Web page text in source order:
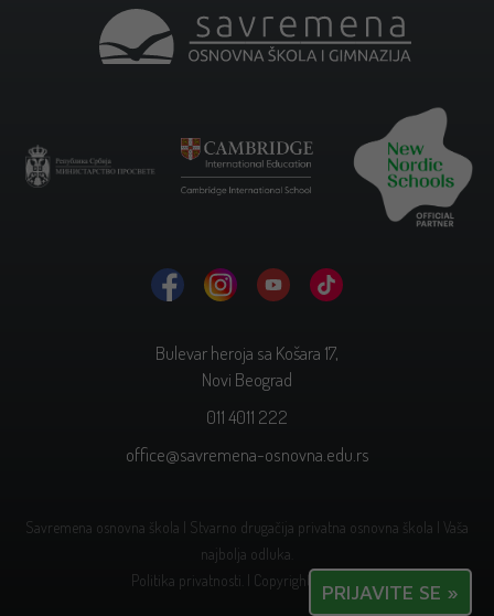
Bulevar heroja sa Košara 17,
Novi Beograd
011 4011 222
office@savremena-osnovna.edu.rs
Savremena osnovna škola | Stvarno drugačija privatna osnovna škola | Vaša
najbolja odluka.
Politika privatnosti. | Copyright © 2026.
PRIJAVITE SE »